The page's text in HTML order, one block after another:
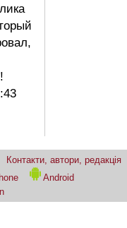
Контакти, автори, редакція
Android